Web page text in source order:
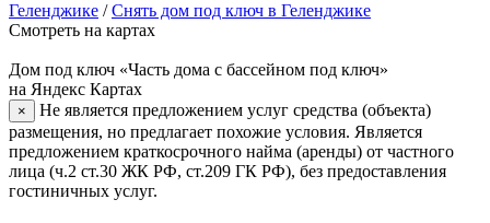
Геленджике /Снять дом под ключ в Геленджике
Смотреть на картах
Дом под ключ «Часть дома с бассейном под ключ»
на Яндекс Картах
×
Не является предложением услуг средства (объекта)
размещения, но предлагает похожие условия. Является
предложением краткосрочного найма (аренды) от частного
лица (ч.2 ст.30 ЖК РФ, ст.209 ГК РФ), без предоставления
гостиничных услуг.